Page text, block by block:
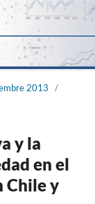
2013
/
y la
en el
Chile y